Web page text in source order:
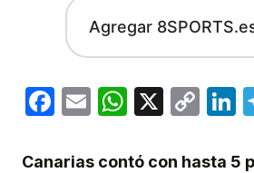
Agregar
Facebook
Email X
Canarias contó con hasta 5